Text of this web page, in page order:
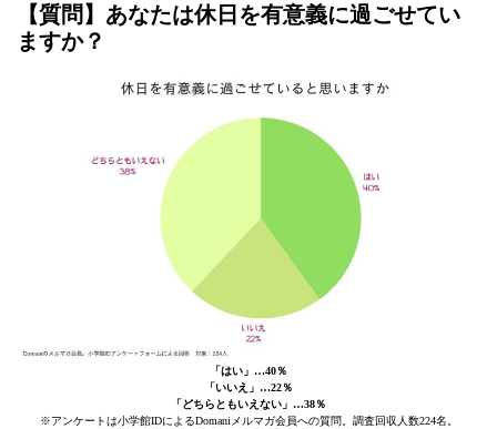
【質問】あなたは休日を有意義に過ごせてい
ますか？
「はい」…40％
「いいえ」…22％
「どちらともいえない」…38％
※アンケートは小学館IDによるDomaniメルマガ会員への質問。調査回収人数224名。